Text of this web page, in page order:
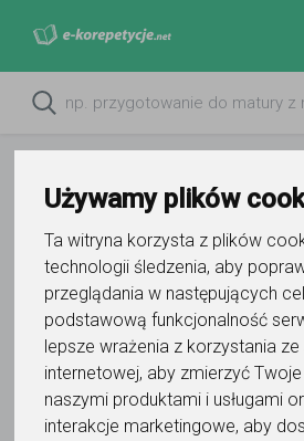
Używamy plików
Ta witryna korzysta z plików
technologii śledzenia, aby
przeglądania w następujących
podstawową funkcjonalność
lepsze wrażenia z korzystania
internetowej, aby zmierzyć
naszymi produktami i usługami
interakcje marketingowe, aby
Do ulubionych
Oznacz wystąpienie kontaktu